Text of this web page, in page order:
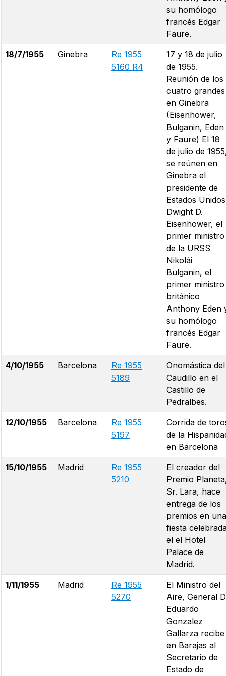
su homólogo
francés Edgar
Faure.
18/7/1955 Ginebra
Re 1955
5160 R4
17 y 18 de julio
de 1955.
Reunión de los
cuatro grandes
en Ginebra
(Eisenhower,
Bulganin, Eden
y Faure) El 18
de julio de
se reúnen en
Ginebra el
presidente de
Estados Unidos
Dwight D.
Eisenhower, el
primer ministro
de la URSS
Nikolái
Bulganin, el
primer ministro
británico
Anthony Eden
su homólogo
francés Edgar
Faure.
4/10/1955 Barcelona
Re 1955
5189
Onomástica del
Caudillo en el
Castillo de
Pedralbes.
12/10/1955 Barcelona
Re 1955
5197
Corrida de
de la
en Barcelona
15/10/1955 Madrid
Re 1955
5210
El creador del
Premio
Sr. Lara, hace
entrega de los
premios en una
fiesta
el el Hotel
Palace de
Madrid.
1/11/1955 Madrid
Re 1955
5270
El Ministro del
Aire, General
Eduardo
Gonzalez
Gallarza recibe
en Barajas al
Secretario de
Estado de